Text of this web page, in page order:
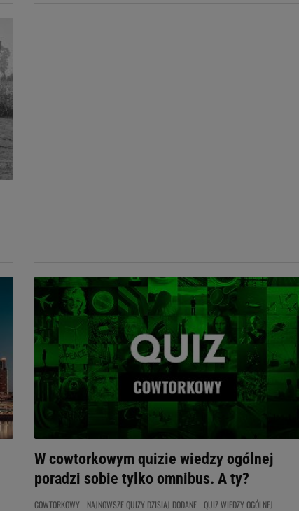
W cowtorkowym quizie wiedzy ogólnej
poradzi sobie tylko omnibus. A ty?
COWTORKOWY NAJNOWSZE QUIZY DZISIAJ DODANE QUIZ WIEDZY OGÓLNEJ